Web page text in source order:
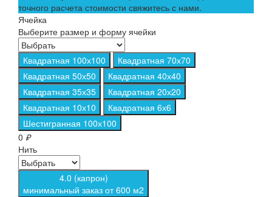
точного расчета стоимости свяжитесь с нами.
Ячейка
Выберите размер и форму ячейки
Квадратная 100х100
Квадратная 70х70
Квадратная 50х50
Квадратная 40х40
Квадратная 35х35
Квадратная 20х20
Квадратная 10х10
Квадратная 6х6
Шестигранная 100х100
0 ₽
Нить
4.0 (капрон)
минимальный заказ от 600 м2